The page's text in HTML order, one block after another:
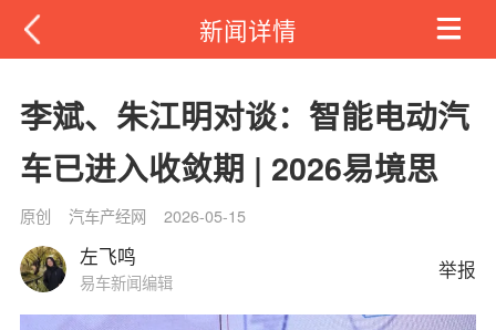
新闻详情
李斌、朱江明对谈：智能电动汽
车已进入收敛期 | 2026易境思
原创 汽车产经网 2026-05-15
左飞鸣
易车新闻编辑
举报